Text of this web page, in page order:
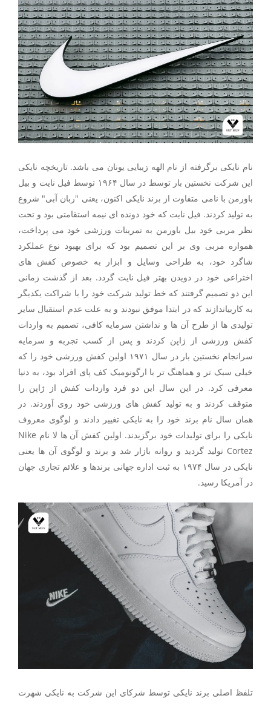
نام نایکی برگرفته از نام الهه زیبایی یونان می باشد. تاریخچه نایکی
این شرکت نخستین بار توسط در سال ۱۹۶۴ توسط فیل نایت و بیل
باورمن با نامی متفاوت از برند نایکی اکنون، یعنی "ربان آبی" شروع
به تولید کردند. فیل نایت که خود دونده ای نیمه استقامتی بود و تحت
نظر مربی خود بیل باورمن به تمرینات ورزشی خود می پرداخت،
همواره مربی وی بر این تصمیم بود که برای بهبود نوع عملکرد
شاگرد خود، به طراحی وسایل و ابزار به خصوص کفش های
اختراعی خود در دویدن بهتر فیل نایت گردد. بعد از گذشت زمانی
این دو تصمیم گرفتند که خط تولید شرکت خود را با شراکت یکدیگر
به کاربیاندازند که در ابتدا موفق نبودند و به علت عدم استقبال سایر
تولیدی ها از طرح آن ها و نداشتن سرمایه کافی، تصمیم به واردات
کفش ورزشی از ژاپن کردند و پس از کسب تجربه و سرمایه
سرانجام نخستین بار در سال ۱۹۷۱ اولین کفش ورزشی خود را که
خیلی سبک تر و هماهنگ تر با ارگونومیک کف پای افراد بود، به دنیا
معرفی کرد. در این سال این دو فرد واردات کفش از ژاپن را
متوقف کردند و به تولید کفش های ورزشی خود روی آوردند. در
همان سال نام برند خود را به نایکی تغییر دادند و لوگوی معروف
نایکی را برای تولیدات خود برگزیدند. اولین کفش آن ها لا نام Nike
Cortez تولید گردید و روانه بازار شد و برند و لوگوی آن ها یعنی
نایکی در سال ۱۹۷۴ به ثبت اداره جهانی برندها و علائم تجاری جهان
در آمریکا رسید‌.
تلفظ اصلی برند نایکی توسط شرکای این شرکت به نایکی شهرت